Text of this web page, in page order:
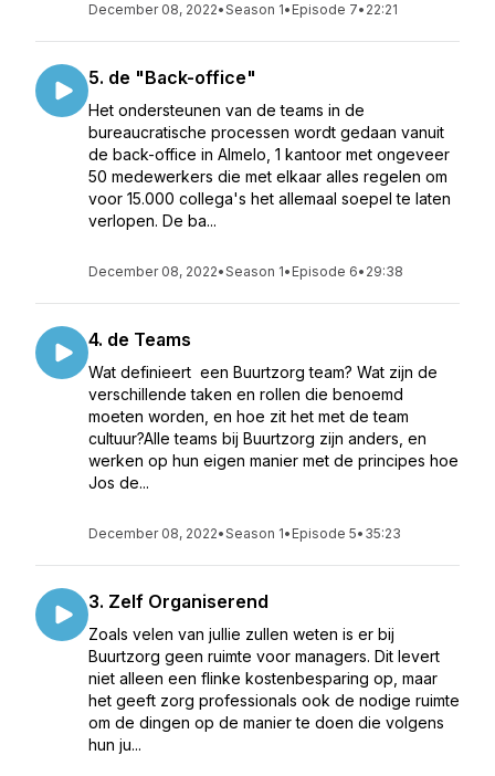
December 08, 2022•Season 1• Episode 7• 22:21
5. de "Back-office"
Het ondersteunen van de teams in de
bureaucratische processen wordt gedaan vanuit
de back-office in Almelo, 1 kantoor met ongeveer
50 medewerkers die met elkaar alles regelen om
voor 15.000 collega's het allemaal soepel te laten
verlopen. De ba...
December 08, 2022•Season 1• Episode 6• 29:38
4. de Teams
Wat definieert een Buurtzorg team? Wat zijn de
verschillende taken en rollen die benoemd
moeten worden, en hoe zit het met de team
cultuur?Alle teams bij Buurtzorg zijn anders, en
werken op hun eigen manier met de principes hoe
Jos de...
December 08, 2022•Season 1• Episode 5• 35:23
3. Zelf Organiserend
Zoals velen van jullie zullen weten is er bij
Buurtzorg geen ruimte voor managers. Dit levert
niet alleen een flinke kostenbesparing op, maar
het geeft zorg professionals ook de nodige ruimte
om de dingen op de manier te doen die volgens
hun ju...